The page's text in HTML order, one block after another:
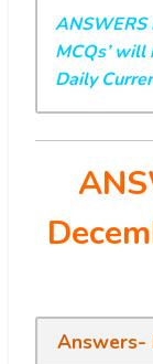
ANSWERS
MCQs’
Daily
Answers-